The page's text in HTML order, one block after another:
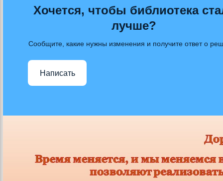
Хочется, чтобы библиотека
лучше?
Сообщите, какие нужны изменения и получите ответ о
Написать